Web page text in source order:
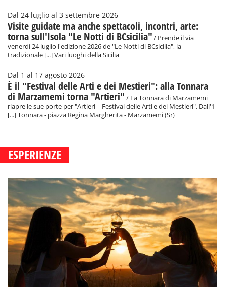
Dal 24 luglio al 3 settembre 2026
Visite guidate ma anche spettacoli, incontri, arte:
torna sull'Isola "Le Notti di BCsicilia" / Prende il via
venerdì 24 luglio l'edizione 2026 de "Le Notti di BCsicilia", la
tradizionale [...] Vari luoghi della Sicilia
Dal 1 al 17 agosto 2026
È il "Festival delle Arti e dei Mestieri": alla Tonnara
di Marzamemi torna "Artieri" / La Tonnara di Marzamemi
riapre le sue porte per "Artieri – Festival delle Arti e dei Mestieri". Dall'1
[...] Tonnara - piazza Regina Margherita - Marzamemi (Sr)
ESPERIENZE